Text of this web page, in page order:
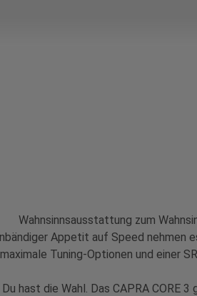
Wahnsinnsausstattung zum
Appetit auf Speed nehmen
maximale Tuning-Optionen und einer
Du hast die Wahl. Das CAPRA CORE